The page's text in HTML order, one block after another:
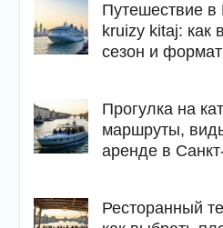
Путешествие в
kruizy kitaj: как
сезон и формат
Прогулка на
маршруты,
аренде в
Ресторанный